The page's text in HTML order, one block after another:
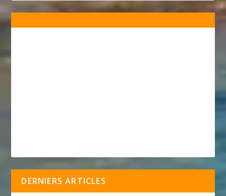
DERNIERS ARTICLES